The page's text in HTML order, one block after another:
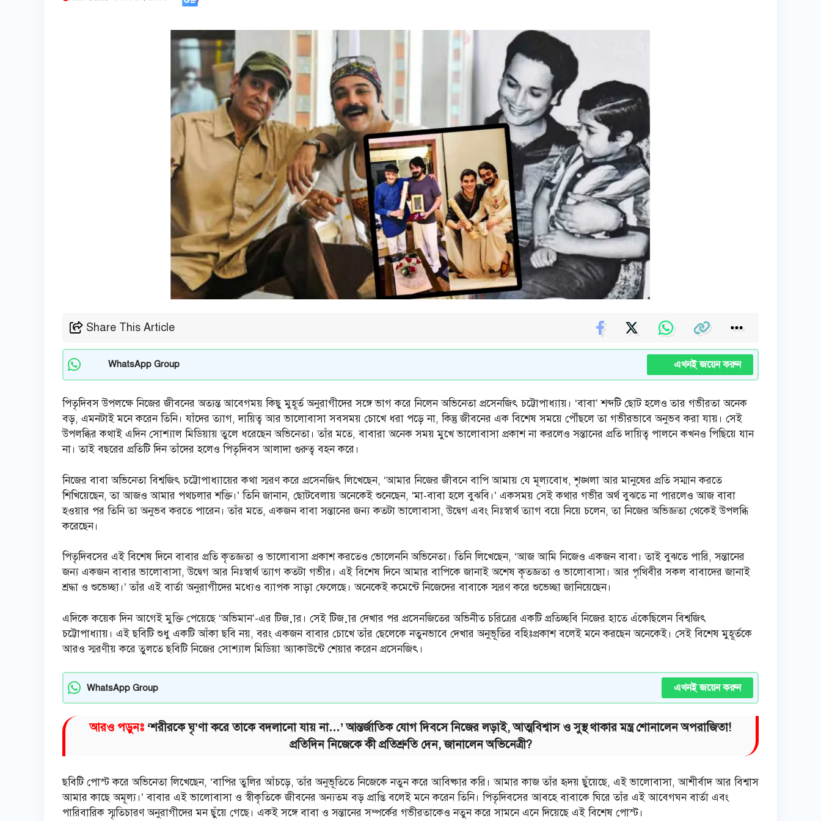
Share This Article
WhatsApp Group এখনই জয়েন করুন
পিতৃদিবস উপলক্ষে নিজের জীবনের অত্যন্ত আবেগময় কিছু মুহূর্ত অনুরাগীদের সঙ্গে ভাগ করে নিলেন অভিনেতা প্রসেনজিৎ চট্টোপাধ্যায়। ‘বাবা’ শব্দটি ছোট হলেও তার গভীরতা অনেক
বড়, এমনটাই মনে করেন তিনি। যাঁদের ত্যাগ, দায়িত্ব আর ভালোবাসা সবসময় চোখে ধরা পড়ে না, কিন্তু জীবনের এক বিশেষ সময়ে পৌঁছলে তা গভীরভাবে অনুভব করা যায়। সেই
উপলব্ধির কথাই এদিন সোশ্যাল মিডিয়ায় তুলে ধরেছেন অভিনেতা। তাঁর মতে, বাবারা অনেক সময় মুখে ভালোবাসা প্রকাশ না করলেও সন্তানের প্রতি দায়িত্ব পালনে কখনও পিছিয়ে যান
না। তাই বছরের প্রতিটি দিন তাঁদের হলেও পিতৃদিবস আলাদা গুরুত্ব বহন করে।
নিজের বাবা অভিনেতা বিশ্বজিৎ চট্টোপাধ্যায়ের কথা স্মরণ করে প্রসেনজিৎ লিখেছেন, ‘আমার নিজের জীবনে বাপি আমায় যে মূল্যবোধ, শৃঙ্খলা আর মানুষের প্রতি সম্মান করতে
শিখিয়েছেন, তা আজও আমার পথচলার শক্তি।’ তিনি জানান, ছোটবেলায় অনেকেই শুনেছেন, ‘মা-বাবা হলে বুঝবি।’ একসময় সেই কথার গভীর অর্থ বুঝতে না পারলেও আজ বাবা
হওয়ার পর তিনি তা অনুভব করতে পারেন। তাঁর মতে, একজন বাবা সন্তানের জন্য কতটা ভালোবাসা, উদ্বেগ এবং নিঃস্বার্থ ত্যাগ বয়ে নিয়ে চলেন, তা নিজের অভিজ্ঞতা থেকেই উপলব্ধি
করেছেন।
পিতৃদিবসের এই বিশেষ দিনে বাবার প্রতি কৃতজ্ঞতা ও ভালোবাসা প্রকাশ করতেও ভোলেননি অভিনেতা। তিনি লিখেছেন, ‘আজ আমি নিজেও একজন বাবা। তাই বুঝতে পারি, সন্তানের
জন্য একজন বাবার ভালোবাসা, উদ্বেগ আর নিঃস্বার্থ ত্যাগ কতটা গভীর। এই বিশেষ দিনে আমার বাপিকে জানাই অশেষ কৃতজ্ঞতা ও ভালোবাসা। আর পৃথিবীর সকল বাবাদের জানাই
শ্রদ্ধা ও শুভেচ্ছা।’ তাঁর এই বার্তা অনুরাগীদের মধ্যেও ব্যাপক সাড়া ফেলেছে। অনেকেই কমেন্টে নিজেদের বাবাকে স্মরণ করে শুভেচ্ছা জানিয়েছেন।
এদিকে কয়েক দিন আগেই মুক্তি পেয়েছে ‘অভিমান’-এর টিজ়ার। সেই টিজ়ার দেখার পর প্রসেনজিতের অভিনীত চরিত্রের একটি প্রতিচ্ছবি নিজের হাতে এঁকেছিলেন বিশ্বজিৎ
চট্টোপাধ্যায়। এই ছবিটি শুধু একটি আঁকা ছবি নয়, বরং একজন বাবার চোখে তাঁর ছেলেকে নতুনভাবে দেখার অনুভূতির বহিঃপ্রকাশ বলেই মনে করছেন অনেকেই। সেই বিশেষ মুহূর্তকে
আরও স্মরণীয় করে তুলতে ছবিটি নিজের সোশ্যাল মিডিয়া অ্যাকাউন্টে শেয়ার করেন প্রসেনজিৎ।
WhatsApp Group এখনই জয়েন করুন
আরও পড়ুনঃ ‘শরীরকে ঘৃ’ণা করে তাকে বদলানো যায় না…’ আন্তর্জাতিক যোগ দিবসে নিজের লড়াই, আত্মবিশ্বাস ও সুস্থ থাকার মন্ত্র শোনালেন অপরাজিতা!
প্রতিদিন নিজেকে কী প্রতিশ্রুতি দেন, জানালেন অভিনেত্রী?
ছবিটি পোস্ট করে অভিনেতা লিখেছেন, ‘বাপির তুলির আঁচড়ে, তাঁর অনুভূতিতে নিজেকে নতুন করে আবিষ্কার করি। আমার কাজ তাঁর হৃদয় ছুঁয়েছে, এই ভালোবাসা, আশীর্বাদ আর বিশ্বাস
আমার কাছে অমূল্য।’ বাবার এই ভালোবাসা ও স্বীকৃতিকে জীবনের অন্যতম বড় প্রাপ্তি বলেই মনে করেন তিনি। পিতৃদিবসের আবহে বাবাকে ঘিরে তাঁর এই আবেগঘন বার্তা এবং
পারিবারিক স্মৃতিচারণ অনুরাগীদের মন ছুঁয়ে গেছে। একই সঙ্গে বাবা ও সন্তানের সম্পর্কের গভীরতাকেও নতুন করে সামনে এনে দিয়েছে এই বিশেষ পোস্ট।